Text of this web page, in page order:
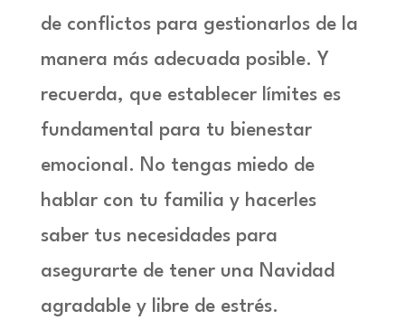
de conflictos para gestionarlos de la
manera más adecuada posible. Y
recuerda, que establecer límites es
fundamental para tu bienestar
emocional. No tengas miedo de
hablar con tu familia y hacerles
saber tus necesidades para
asegurarte de tener una Navidad
agradable y libre de estrés.